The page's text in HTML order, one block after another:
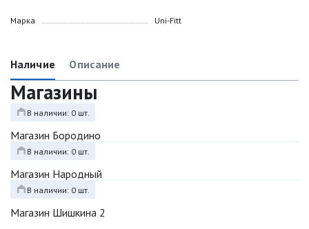
Марка Uni-Fitt
Наличие Описание
Магазины
В наличии: 0 шт.
Магазин Бородино
В наличии: 0 шт.
Магазин Народный
В наличии: 0 шт.
Магазин Шишкина 2